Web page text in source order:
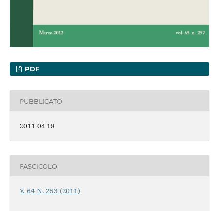
PDF
PUBBLICATO
2011-04-18
FASCICOLO
V. 64 N. 253 (2011)